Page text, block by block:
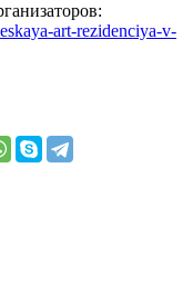
art-rezidenciya-v-